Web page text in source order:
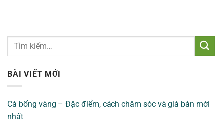
BÀI VIẾT MỚI
Cá bống vàng – Đặc điểm, cách chăm sóc và giá bán mới
nhất